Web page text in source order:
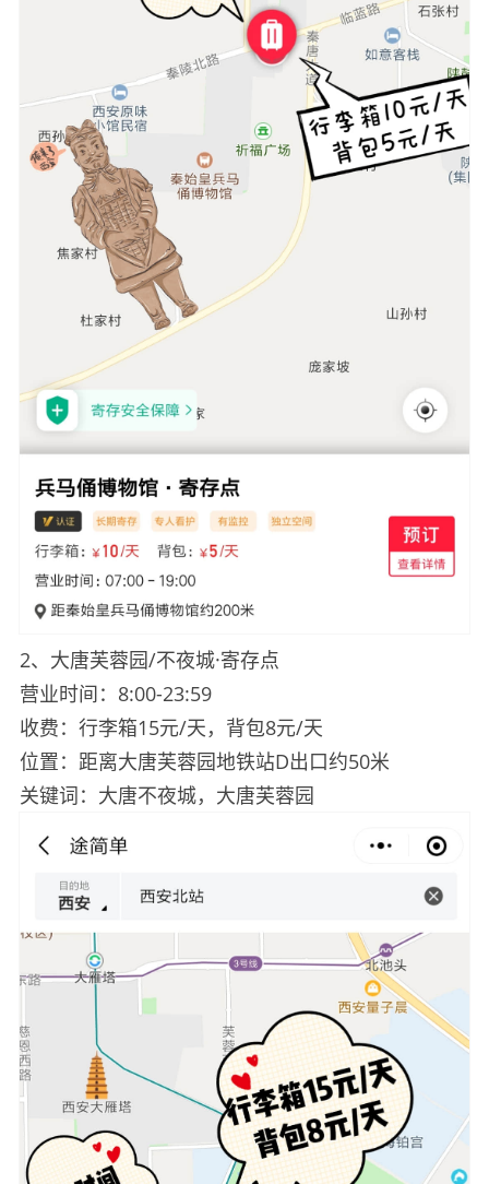
2、大唐芙蓉园/不夜城·寄存点
营业时间：8:00-23:59
收费：行李箱15元/天，背包8元/天
位置：距离大唐芙蓉园地铁站D出口约50米
关键词：大唐不夜城，大唐芙蓉园